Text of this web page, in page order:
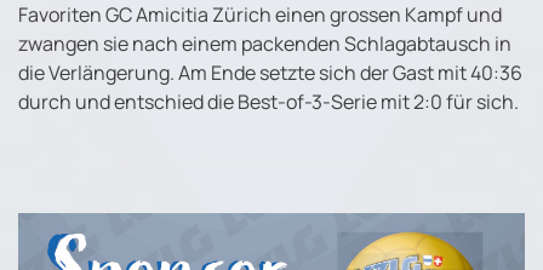
Favoriten GC Amicitia Zürich einen grossen Kampf und
zwangen sie nach einem packenden Schlagabtausch in
die Verlängerung. Am Ende setzte sich der Gast mit 40:36
durch und entschied die Best-of-3-Serie mit 2:0 für sich.